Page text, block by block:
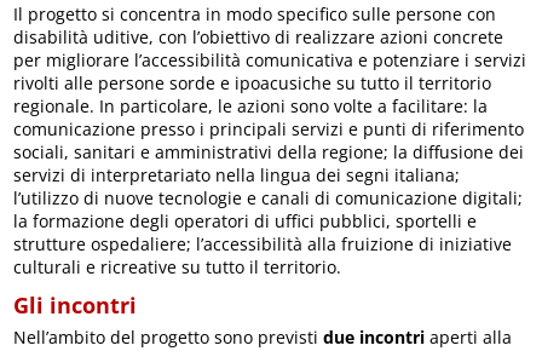
Il progetto si concentra in modo specifico sulle persone con
disabilità uditive, con l’obiettivo di realizzare azioni concrete
per migliorare l’accessibilità comunicativa e potenziare i servizi
rivolti alle persone sorde e ipoacusiche su tutto il territorio
regionale. In particolare, le azioni sono volte a facilitare: la
comunicazione presso i principali servizi e punti di riferimento
sociali, sanitari e amministrativi della regione; la diffusione dei
servizi di interpretariato nella lingua dei segni italiana;
l’utilizzo di nuove tecnologie e canali di comunicazione digitali;
la formazione degli operatori di uffici pubblici, sportelli e
strutture ospedaliere; l’accessibilità alla fruizione di iniziative
culturali e ricreative su tutto il territorio.
Gli incontri
Nell’ambito del progetto sono previstidue incontri aperti alla